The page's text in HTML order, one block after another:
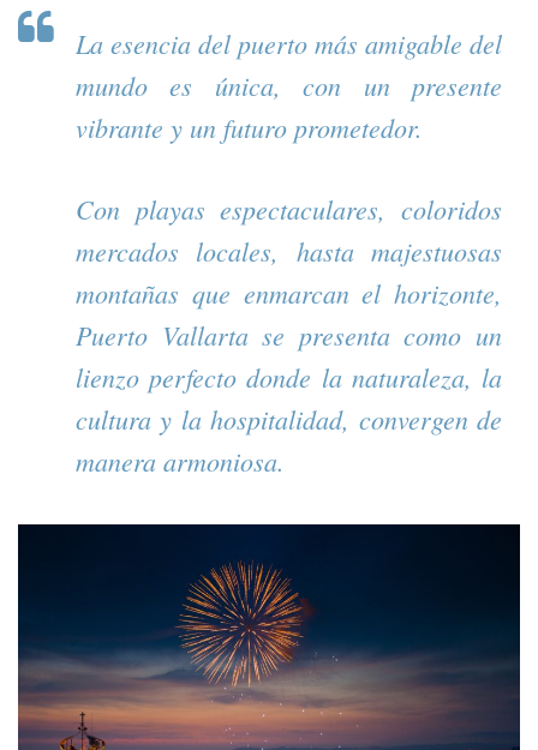
La esencia del puerto más amigable del
mundo es única, con un presente
vibrante y un futuro prometedor.
Con playas espectaculares, coloridos
mercados locales, hasta majestuosas
montañas que enmarcan el horizonte,
Puerto Vallarta se presenta como un
lienzo perfecto donde la naturaleza, la
cultura y la hospitalidad, convergen de
manera armoniosa.